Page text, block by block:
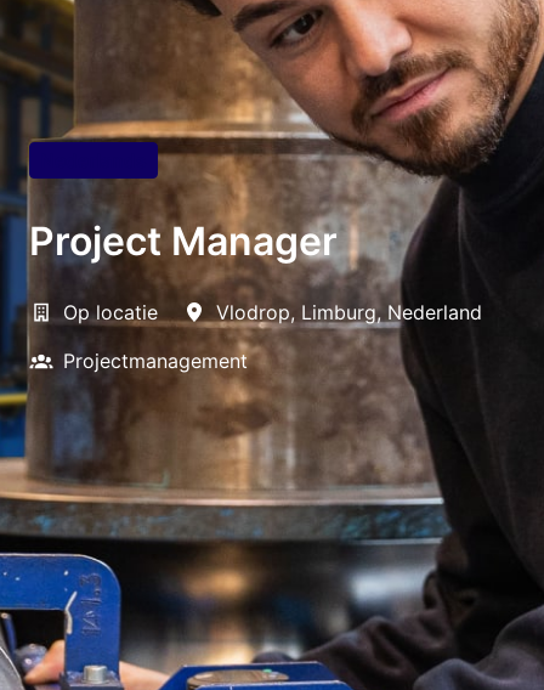
Project Manager
Op locatie Vlodrop, Limburg, Nederland
Projectmanagement